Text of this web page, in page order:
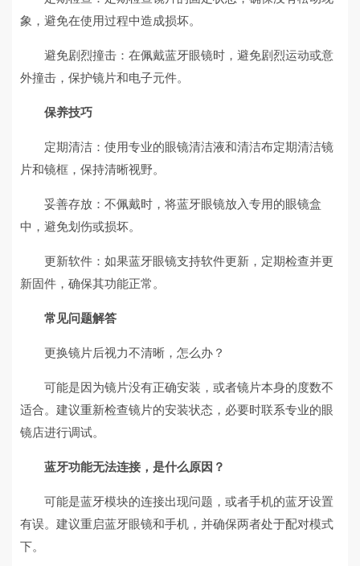
象，避免在使用过程中造成损坏。
避免剧烈撞击：在佩戴蓝牙眼镜时，避免剧烈运动或意
外撞击，保护镜片和电子元件。
保养技巧
定期清洁：使用专业的眼镜清洁液和清洁布定期清洁镜
片和镜框，保持清晰视野。
妥善存放：不佩戴时，将蓝牙眼镜放入专用的眼镜盒
中，避免划伤或损坏。
更新软件：如果蓝牙眼镜支持软件更新，定期检查并更
新固件，确保其功能正常。
常见问题解答
更换镜片后视力不清晰，怎么办？
可能是因为镜片没有正确安装，或者镜片本身的度数不
适合。建议重新检查镜片的安装状态，必要时联系专业的眼
镜店进行调试。
蓝牙功能无法连接，是什么原因？
可能是蓝牙模块的连接出现问题，或者手机的蓝牙设置
有误。建议重启蓝牙眼镜和手机，并确保两者处于配对模式
下。